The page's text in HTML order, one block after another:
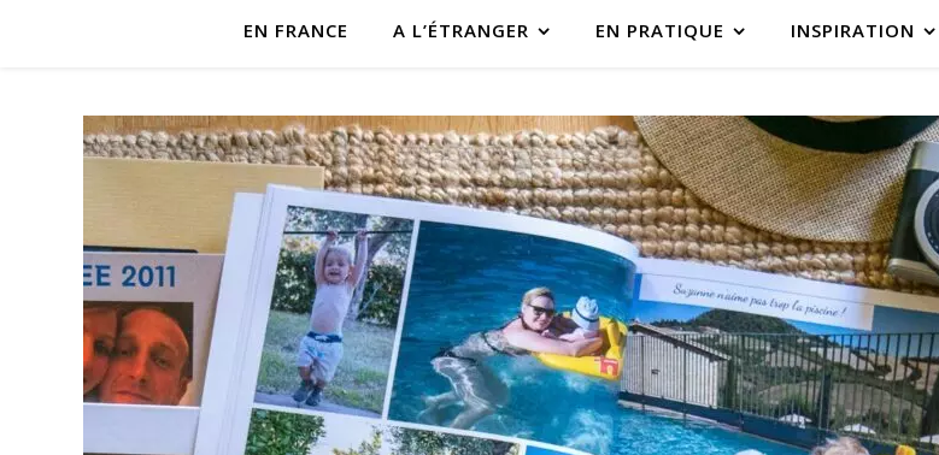
EN FRANCE A L’ÉTRANGER EN PRATIQUE INSPIRATION